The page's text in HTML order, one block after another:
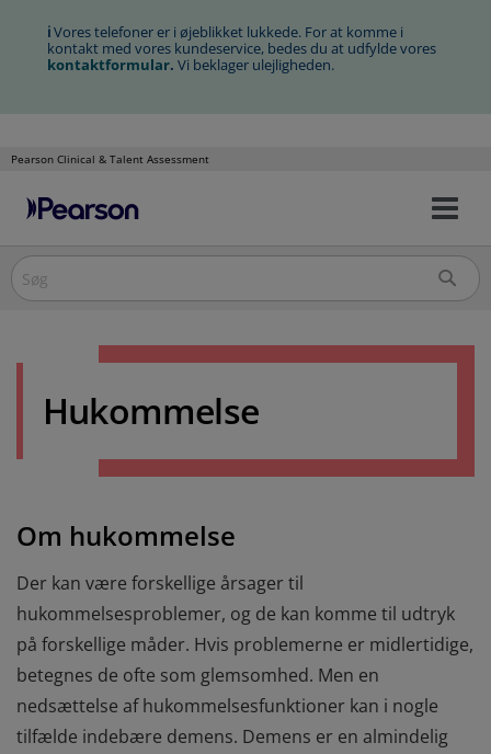
ℹVores telefoner er i øjeblikket lukkede. For at komme i
kontakt med vores kundeservice, bedes du at udfylde vores
kontaktformular. Vi beklager ulejligheden.
Pearson Clinical & Talent Assessment
Slå
Spring
til
indholdet
Hukommelse
Om hukommelse
Der kan være forskellige årsager til
hukommelsesproblemer, og de kan komme til udtryk
på forskellige måder. Hvis problemerne er midlertidige,
betegnes de ofte som glemsomhed. Men en
nedsættelse af hukommelsesfunktioner kan i nogle
tilfælde indebære demens. Demens er en almindelig